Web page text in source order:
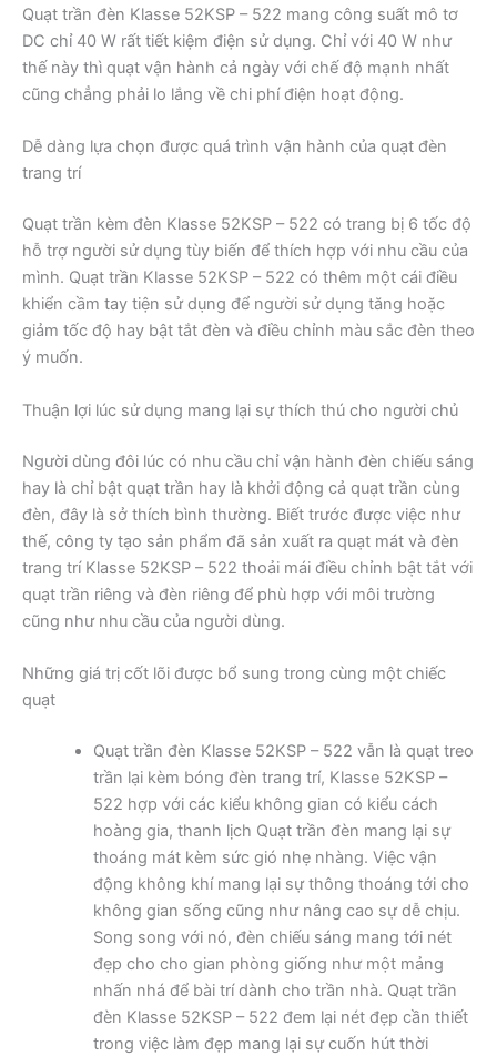
Quạt trần đèn Klasse 52KSP – 522 mang công suất mô tơ
DC chỉ 40 W rất tiết kiệm điện sử dụng. Chỉ với 40 W như
thế này thì quạt vận hành cả ngày với chế độ mạnh nhất
cũng chẳng phải lo lắng về chi phí điện hoạt động.
Dễ dàng lựa chọn được quá trình vận hành của quạt đèn
trang trí
Quạt trần kèm đèn Klasse 52KSP – 522 có trang bị 6 tốc độ
hỗ trợ người sử dụng tùy biến để thích hợp với nhu cầu của
mình. Quạt trần Klasse 52KSP – 522 có thêm một cái điều
khiển cầm tay tiện sử dụng để người sử dụng tăng hoặc
giảm tốc độ hay bật tắt đèn và điều chỉnh màu sắc đèn theo
ý muốn.
Thuận lợi lúc sử dụng mang lại sự thích thú cho người chủ
Người dùng đôi lúc có nhu cầu chỉ vận hành đèn chiếu sáng
hay là chỉ bật quạt trần hay là khởi động cả quạt trần cùng
đèn, đây là sở thích bình thường. Biết trước được việc như
thế, công ty tạo sản phẩm đã sản xuất ra quạt mát và đèn
trang trí Klasse 52KSP – 522 thoải mái điều chỉnh bật tắt với
quạt trần riêng và đèn riêng để phù hợp với môi trường
cũng như nhu cầu của người dùng.
Những giá trị cốt lõi được bổ sung trong cùng một chiếc
quạt
Quạt trần đèn Klasse 52KSP – 522 vẫn là quạt treo
trần lại kèm bóng đèn trang trí, Klasse 52KSP –
522 hợp với các kiểu không gian có kiểu cách
hoàng gia, thanh lịch Quạt trần đèn mang lại sự
thoáng mát kèm sức gió nhẹ nhàng. Việc vận
động không khí mang lại sự thông thoáng tới cho
không gian sống cũng như nâng cao sự dễ chịu.
Song song với nó, đèn chiếu sáng mang tới nét
đẹp cho cho gian phòng giống như một mảng
nhấn nhá để bài trí dành cho trần nhà. Quạt trần
đèn Klasse 52KSP – 522 đem lại nét đẹp cần thiết
trong việc làm đẹp mang lại sự cuốn hút thời